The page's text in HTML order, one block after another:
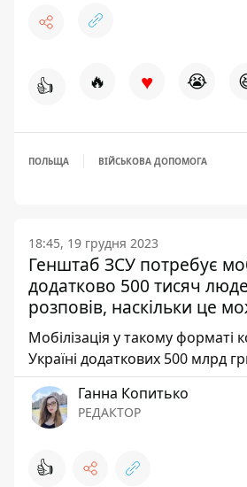
👍 🔥 ♥ 😭
ПОЛЬЩА ВІЙСЬКОВА ДОПОМОГА
18:45, 19 грудня 2023
Генштаб ЗСУ потребує
додатково 500 тисяч
розповів, наскільки це
Мобілізація у такому форматі
Україні додаткових 500 млрд
Ганна Копитько
РЕДАКТОР
👍